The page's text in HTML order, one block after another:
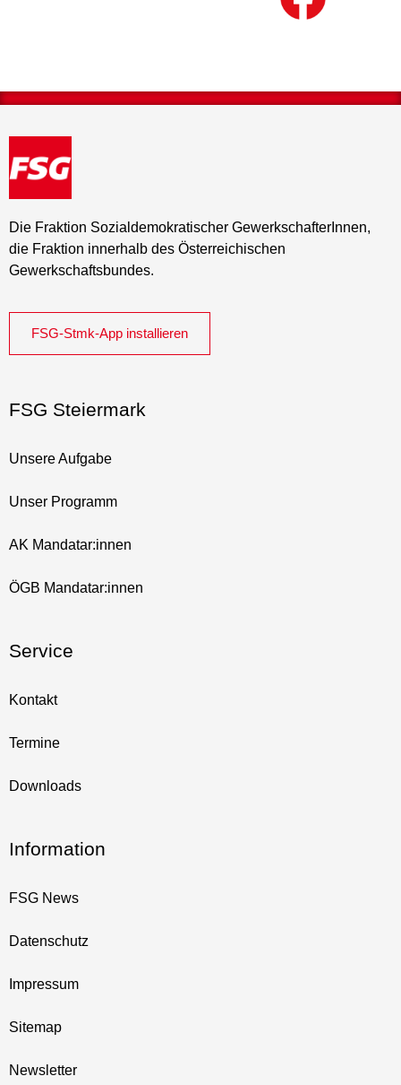
Die Fraktion Sozialdemokratischer GewerkschafterInnen,
die Fraktion innerhalb des Österreichischen
Gewerkschaftsbundes.
FSG-Stmk-App installieren
FSG Steiermark
Unsere Aufgabe
Unser Programm
AK Mandatar:innen
ÖGB Mandatar:innen
Service
Kontakt
Termine
Downloads
Information
FSG News
Datenschutz
Impressum
Sitemap
Newsletter